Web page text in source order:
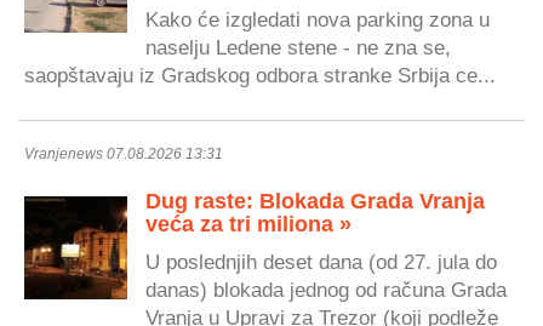
Kako će izgledati nova parking zona u
naselju Ledene stene - ne zna se,
saopštavaju iz Gradskog odbora stranke Srbija ce...
Vranjenews 07.08.2026 13:31
Dug raste: Blokada Grada Vranja
veća za tri miliona »
U poslednjih deset dana (od 27. jula do
danas) blokada jednog od računa Grada
Vranja u Upravi za Trezor (koji podleže